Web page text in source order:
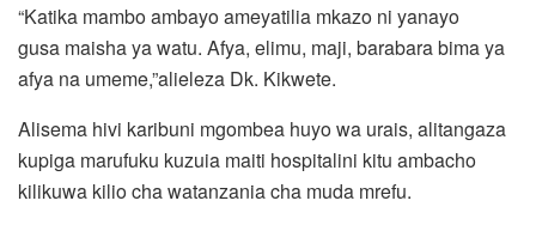
“Katika mambo ambayo ameyatilia mkazo ni yanayo
gusa maisha ya watu. Afya, elimu, maji, barabara bima ya
afya na umeme,”alieleza Dk. Kikwete.
Alisema hivi karibuni mgombea huyo wa urais, alitangaza
kupiga marufuku kuzuia maiti hospitalini kitu ambacho
kilikuwa kilio cha watanzania cha muda mrefu.